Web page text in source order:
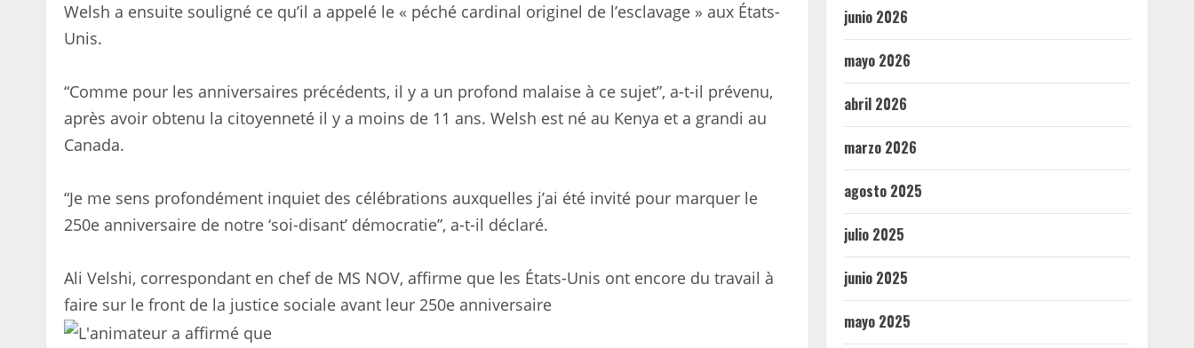
Welsh a ensuite souligné ce qu’il a appelé le « péché cardinal originel de l’esclavage » aux États-
Unis.
“Comme pour les anniversaires précédents, il y a un profond malaise à ce sujet”, a-t-il prévenu,
après avoir obtenu la citoyenneté il y a moins de 11 ans. Welsh est né au Kenya et a grandi au
Canada.
“Je me sens profondément inquiet des célébrations auxquelles j’ai été invité pour marquer le
250e anniversaire de notre ‘soi-disant’ démocratie”, a-t-il déclaré.
Ali Velshi, correspondant en chef de MS NOV, affirme que les États-Unis ont encore du travail à
faire sur le front de la justice sociale avant leur 250e anniversaire
junio 2026
mayo 2026
abril 2026
marzo 2026
agosto 2025
julio 2025
junio 2025
mayo 2025